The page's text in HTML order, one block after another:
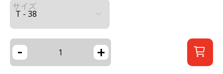
サイズ
- +